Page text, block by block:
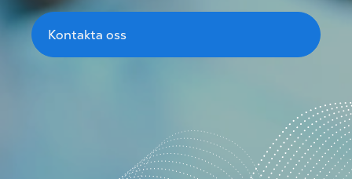
Kontakta oss